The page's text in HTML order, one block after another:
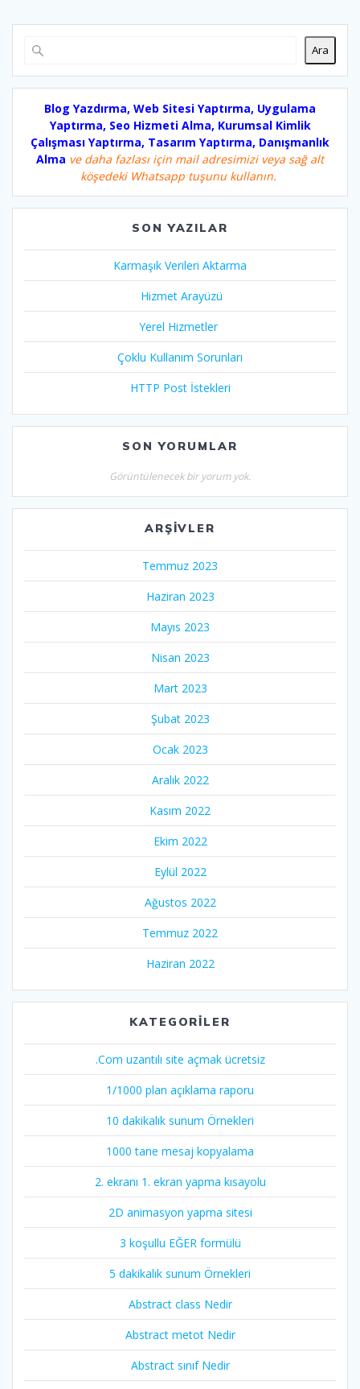
Ara
Blog Yazdırma, Web Sitesi Yaptırma, Uygulama
Yaptırma, Seo Hizmeti Alma, Kurumsal Kimlik
Çalışması Yaptırma, Tasarım Yaptırma, Danışmanlık
Alma ve daha fazlası için mail adresimizi veya sağ alt
köşedeki Whatsapp tuşunu kullanın.
SON YAZILAR
Karmaşık Verileri Aktarma
Hizmet Arayüzü
Yerel Hizmetler
Çoklu Kullanım Sorunları
HTTP Post İstekleri
SON YORUMLAR
Görüntülenecek bir yorum yok.
ARŞIVLER
Temmuz 2023
Haziran 2023
Mayıs 2023
Nisan 2023
Mart 2023
Şubat 2023
Ocak 2023
Aralık 2022
Kasım 2022
Ekim 2022
Eylül 2022
Ağustos 2022
Temmuz 2022
Haziran 2022
KATEGORILER
.Com uzantılı site açmak ücretsiz
1/1000 plan açıklama raporu
10 dakikalık sunum Örnekleri
1000 tane mesaj kopyalama
2. ekranı 1. ekran yapma kısayolu
2D animasyon yapma sitesi
3 koşullu EĞER formülü
5 dakikalık sunum Örnekleri
Abstract class Nedir
Abstract metot Nedir
Abstract sınıf Nedir